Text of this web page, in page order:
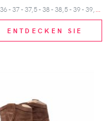
3
5 - 36 - 37 - 37,5 - 38 - 38,5 - 39 - 39,5 - 40 - 41 - 42
ENTDECKEN SIE